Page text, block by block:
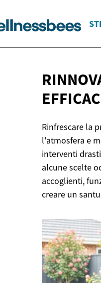
Rinfrescare la
l'atmosfera e
interventi
alcune scelte
accoglienti,
creare un